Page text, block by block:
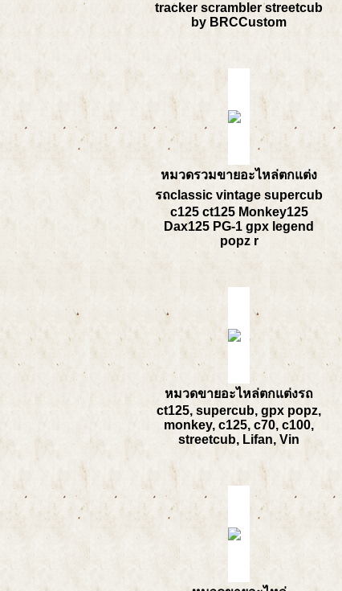
tracker scrambler streetcub
by BRCCustom
หมวดรวมขายอะไหล่ตกแต่ง
รถclassic vintage supercub
c125 ct125 Monkey125
Dax125 PG-1 gpx legend
popz r
หมวดขายอะไหล่ตกแต่งรถ
ct125, supercub, gpx popz,
monkey, c125, c70, c100,
streetcub, Lifan, Vin